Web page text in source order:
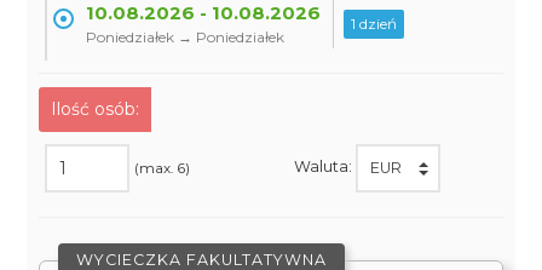
10.08.2026 - 10.08.2026
Poniedziałek → Poniedziałek
1 dzień
Ilość osób:
(max. 6) Waluta:
WYCIECZKA FAKULTATYWNA